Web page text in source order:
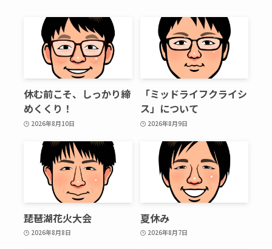
休む前こそ、しっかり締
めくくり！
2026年8月10日
「ミッドライフクライシ
ス」について
2026年8月9日
琵琶湖花火大会
2026年8月8日
夏休み
2026年8月7日